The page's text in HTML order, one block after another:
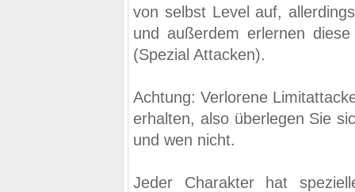
von selbst Level auf,
und außerdem erlernen
(Spezial Attacken).
Achtung: Verlorene
erhalten, also überlegen Sie
und wen nicht.
Jeder Charakter hat